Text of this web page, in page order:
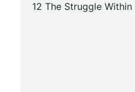
12 The Struggle Within